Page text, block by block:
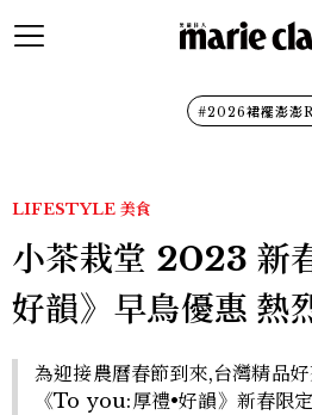
#2026裙襬澎澎
LIFESTYLE 美食
小茶栽堂 2023 新
好韻》早鳥優惠 熱
為迎接農曆春節到來,台灣精品
《To you:厚禮•好韻》新春限